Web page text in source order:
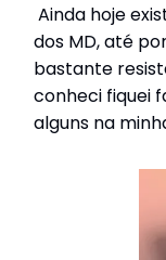
Ainda hoje
dos MD, até
bastante
conheci fiquei
alguns na